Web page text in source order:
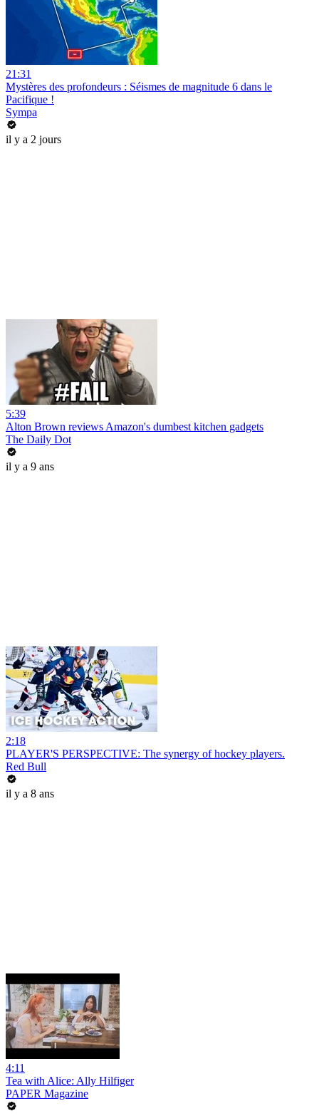
21:31
Mystères des profondeurs : Séismes de magnitude 6 dans le
Pacifique !
Sympa
il y a 2 jours
5:39
Alton Brown reviews Amazon's dumbest kitchen gadgets
The Daily Dot
il y a 9 ans
2:18
PLAYER'S PERSPECTIVE: The synergy of hockey players.
Red Bull
il y a 8 ans
4:11
Tea with Alice: Ally Hilfiger
PAPER Magazine